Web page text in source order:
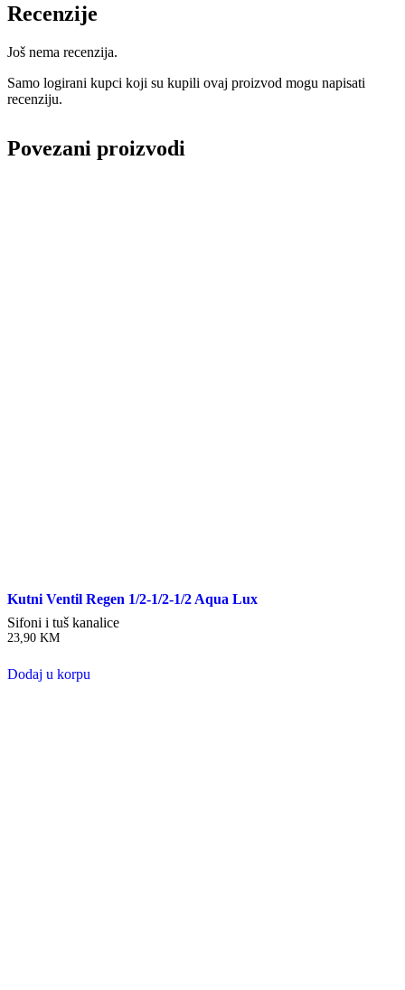
Recenzije
Još nema recenzija.
Samo logirani kupci koji su kupili ovaj proizvod mogu napisati
recenziju.
Povezani proizvodi
Kutni Ventil Regen 1/2-1/2-1/2 Aqua Lux
Sifoni i tuš kanalice
23,90 KM
Dodaj u korpu